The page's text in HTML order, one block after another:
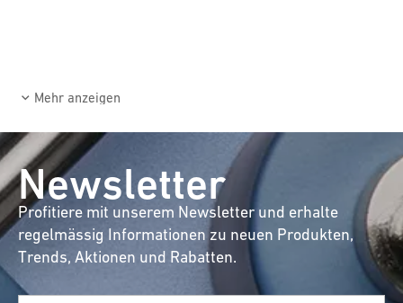
Mehr anzeigen
Newsletter
Profitiere mit unserem Newsletter und erhalte
regelmässig Informationen zu neuen Produkten,
Trends, Aktionen und Rabatten.